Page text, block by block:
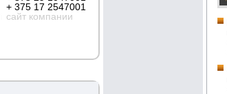
+ 375 17 2547001
сайт компании